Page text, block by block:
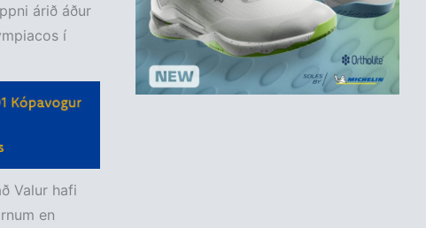
árið áður
í
Valur hafi
en